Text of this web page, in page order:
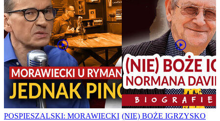
POSPIESZALSKI: MORAWIECKI (NIE) BOŻE IGRZYSKO